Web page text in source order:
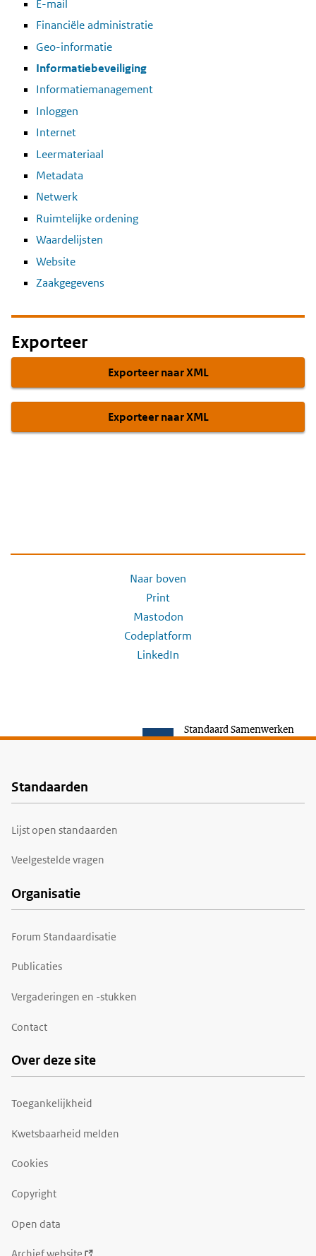
E-mail
Financiële administratie
Geo-informatie
Informatiebeveiliging
Informatiemanagement
Inloggen
Internet
Leermateriaal
Metadata
Netwerk
Ruimtelijke ordening
Waardelijsten
Website
Zaakgegevens
Exporteer
Exporteer naar XML
Exporteer naar XML
Naar boven
Print
Mastodon
Codeplatform
LinkedIn
Standaard Samenwerken
Voet
Standaarden
Lijst open standaarden
Veelgestelde vragen
Organisatie
Forum Standaardisatie
Publicaties
Vergaderingen en -stukken
Contact
Over deze site
Toegankelijkheid
Kwetsbaarheid melden
Cookies
Copyright
Open data